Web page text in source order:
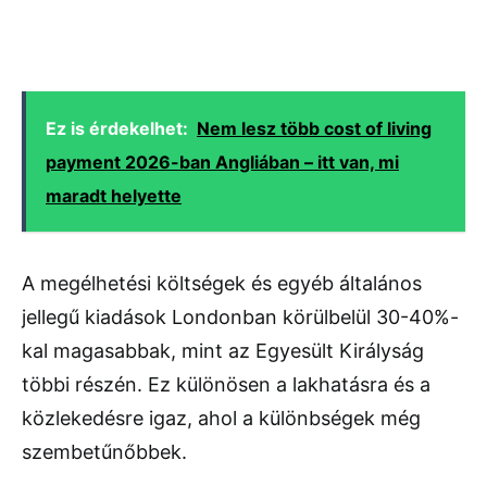
Ez is érdekelhet: Nem lesz több cost of living
payment 2026-ban Angliában – itt van, mi
maradt helyette
A megélhetési költségek és egyéb általános
jellegű kiadások Londonban körülbelül 30-40%-
kal magasabbak, mint az Egyesült Királyság
többi részén. Ez különösen a lakhatásra és a
közlekedésre igaz, ahol a különbségek még
szembetűnőbbek.